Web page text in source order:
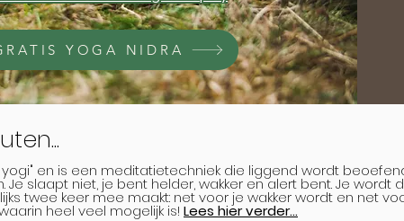
YOGA NIDRA
en is een meditatietechniek die liggend wordt
Je slaapt niet, je bent helder, wakker en alert bent. Je
twee keer mee maakt: net voor je wakker wordt en net
heel veel mogelijk is! Lees hier verder...